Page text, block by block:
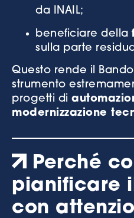
da INAIL;
beneficiare della
sulla parte
Questo rende il Bando
strumento
progetti di
modernizzazione
Perché
pianificare
con